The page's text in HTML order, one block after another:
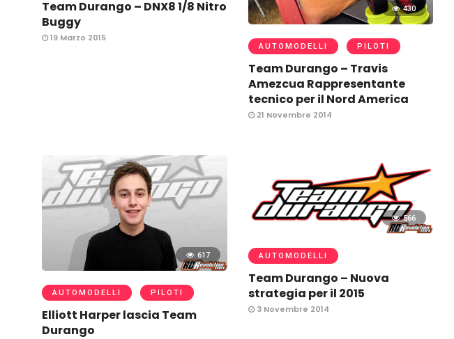
Team Durango – DNX8 1/8 Nitro
Buggy
19 Marzo 2015
430
AUTOMODELLI PILOTI
Team Durango – Travis
Amezcua Rappresentante
tecnico per il Nord America
21 Novembre 2014
617
AUTOMODELLI PILOTI
Elliott Harper lascia Team
Durango
566
AUTOMODELLI
Team Durango – Nuova
strategia per il 2015
3 Novembre 2014